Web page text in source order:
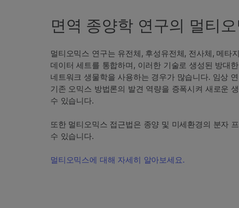
면역 종양학 연구의 멀티
멀티오믹스 연구는 유전체, 후성유전체, 전사체, 메타
데이터 세트를 통합하며, 이러한 기술로 생성된 방대
네트워크 생물학을 사용하는 경우가 많습니다. 임상
기존 오믹스 방법론의 발견 역량을 증폭시켜 새로운
수 있습니다.
또한 멀티오믹스 접근법은 종양 및 미세환경의 분자
수 있습니다.
멀티오믹스에 대해 자세히 알아보세요.